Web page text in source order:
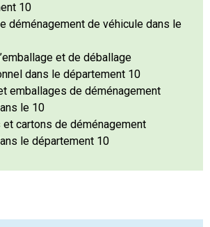
10
déménagement de véhicule dans le
et de déballage
dans le département 10
emballages de déménagement
le 10
cartons de déménagement
le département 10